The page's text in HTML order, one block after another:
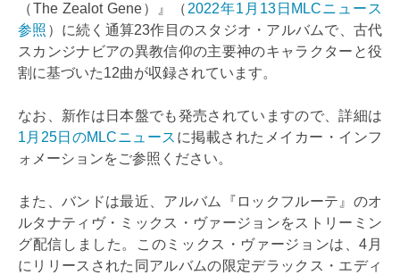
（The Zealot Gene）』（ 2022年1月13日MLCニュース
参照 ）に続く通算23作目のスタジオ・アルバムで、古代
スカンジナビアの異教信仰の主要神のキャラクターと役
割に基づいた12曲が収録されています。
なお、新作は日本盤でも発売されていますので、詳細は
1月25日のMLCニュース に掲載されたメイカー・インフ
ォメーションをご参照ください。
また、バンドは最近、アルバム『ロックフルーテ』のオ
ルタナティヴ・ミックス・ヴァージョンをストリーミン
グ配信しました。このミックス・ヴァージョンは、4月
にリリースされた同アルバムの限定デラックス・エディ